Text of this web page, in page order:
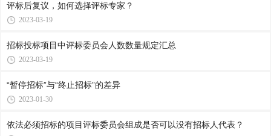
评标后复议，如何选择评标专家？
2023-03-19
招标投标项目中评标委员会人数数量规定汇总
2023-03-19
“暂停招标”与“终止招标”的差异
2023-01-30
依法必须招标的项目评标委员会组成是否可以没有招标人代表？